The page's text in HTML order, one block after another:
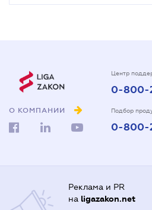
О КОМПАНИИ
Центр
0-800-
Подбор
0-800-
Реклама и PR
на ligazakon.net